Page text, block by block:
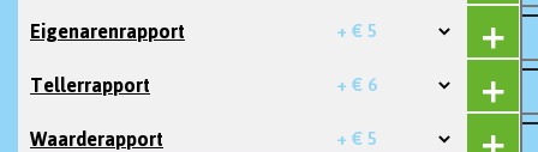
Eigenarenrapport + € 5
Tellerrapport + € 6
Waarderapport + € 5